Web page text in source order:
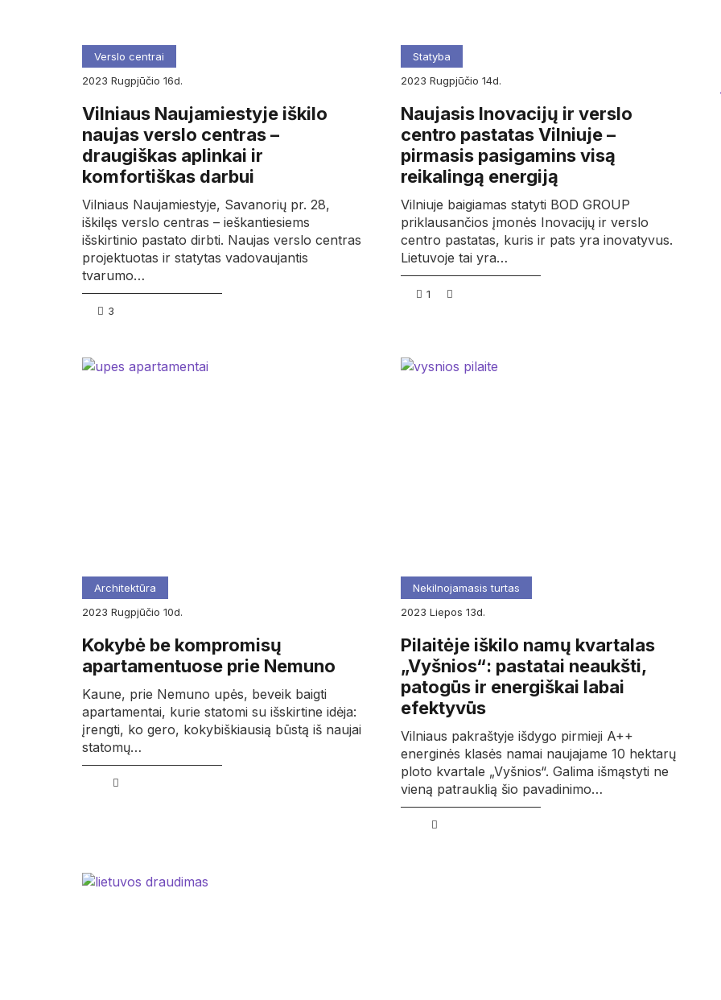
Verslo centrai
2023
rugpjūčio 16d.
Vilniaus Naujamiestyje iškilo
naujas verslo centras –
draugiškas aplinkai ir
komfortiškas darbui
Vilniaus Naujamiestyje, Savanorių pr. 28,
iškilęs verslo centras – ieškantiesiems
išskirtinio pastato dirbti. Naujas verslo centras
projektuotas ir statytas vadovaujantis
tvarumo…
3
Statyba
2023
rugpjūčio 14d.
Naujasis Inovacijų ir verslo
centro pastatas Vilniuje –
pirmasis pasigamins visą
reikalingą energiją
Vilniuje baigiamas statyti BOD GROUP
priklausančios įmonės Inovacijų ir verslo
centro pastatas, kuris ir pats yra inovatyvus.
Lietuvoje tai yra…
1
Architektūra
2023
rugpjūčio 10d.
Kokybė be kompromisų
apartamentuose prie Nemuno
Kaune, prie Nemuno upės, beveik baigti
apartamentai, kurie statomi su išskirtine idėja:
įrengti, ko gero, kokybiškiausią būstą iš naujai
statomų…
Nekilnojamasis turtas
2023
liepos 13d.
Pilaitėje iškilo namų kvartalas
„Vyšnios“: pastatai neaukšti,
patogūs ir energiškai labai
efektyvūs
Vilniaus pakraštyje išdygo pirmieji A++
energinės klasės namai naujajame 10 hektarų
ploto kvartale „Vyšnios“. Galima išmąstyti ne
vieną patrauklią šio pavadinimo…